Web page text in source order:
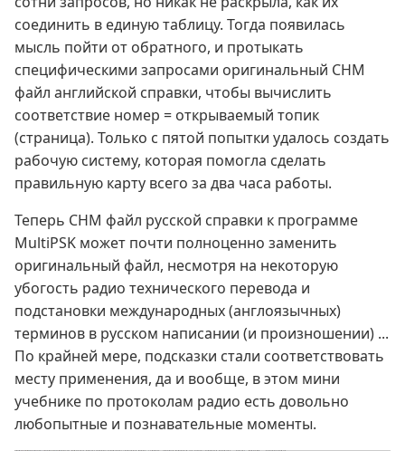
соединить в единую таблицу. Тогда появилась
мысль пойти от обратного, и протыкать
специфическими запросами оригинальный CHM
файл английской справки, чтобы вычислить
соответствие номер = открываемый топик
(страница). Только с пятой попытки удалось создать
рабочую систему, которая помогла сделать
правильную карту всего за два часа работы.
Теперь CHM файл русской справки к программе
MultiPSK может почти полноценно заменить
оригинальный файл, несмотря на некоторую
убогость радио технического перевода и
подстановки международных (англоязычных)
терминов в русском написании (и произношении) ...
По крайней мере, подсказки стали соответствовать
месту применения, да и вообще, в этом мини
учебнике по протоколам радио есть довольно
любопытные и познавательные моменты.